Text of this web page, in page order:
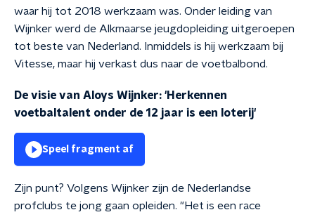
waar hij tot 2018 werkzaam was. Onder leiding van
Wijnker werd de Alkmaarse jeugdopleiding uitgeroepen
tot beste van Nederland. Inmiddels is hij werkzaam bij
Vitesse, maar hij verkast dus naar de voetbalbond.
De visie van Aloys Wijnker: 'Herkennen
voetbaltalent onder de 12 jaar is een loterij'
Speel fragment af
Zijn punt? Volgens Wijnker zijn de Nederlandse
profclubs te jong gaan opleiden. "Het is een race